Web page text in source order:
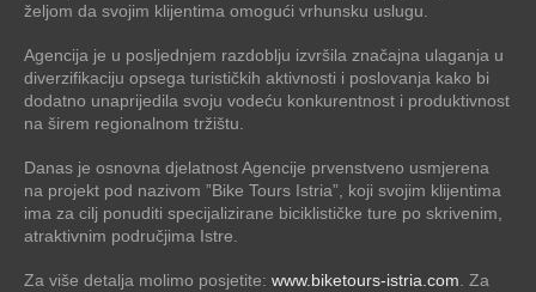
željom da svojim klijentima omogući vrhunsku uslugu.
Agencija je u posljednjem razdoblju izvršila značajna ulaganja u
diverzifikaciju opsega turističkih aktivnosti i poslovanja kako bi
dodatno unaprijedila svoju vodeću konkurentnost i produktivnost
na širem regionalnom tržištu.
Danas je osnovna djelatnost Agencije prvenstveno usmjerena
na projekt pod nazivom ”Bike Tours Istria”, koji svojim klijentima
ima za cilj ponuditi specijalizirane biciklističke ture po skrivenim,
atraktivnim područjima Istre.
Za više detalja molimo posjetite: www.biketours-istria.com . Za